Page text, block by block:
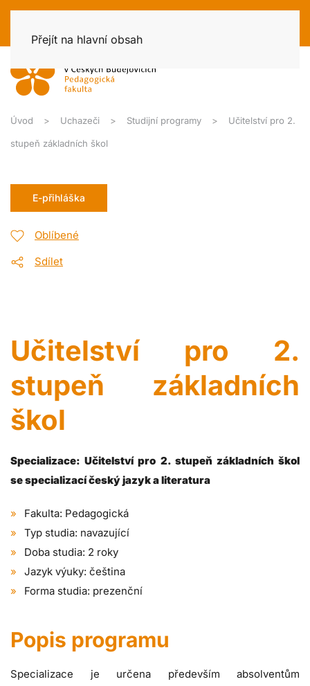
Přejít na hlavní obsah
Úvod Uchazeči Studijní programy Učitelství pro 2.
stupeň základních škol
E-přihláška
Oblíbené
Sdílet
Učitelství pro 2.
stupeň základních
škol
Specializace: Učitelství pro 2. stupeň základních škol
se specializací český jazyk a literatura
Fakulta: Pedagogická
Typ studia: navazující
Doba studia: 2 roky
Jazyk výuky: čeština
Forma studia: prezenční
Popis programu
Specializace je určena především absolventům